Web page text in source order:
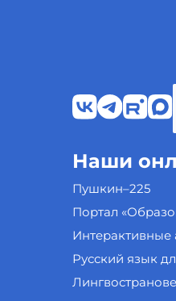
Наши
Пушкин–225
Портал
Интерактивные
Русский язык